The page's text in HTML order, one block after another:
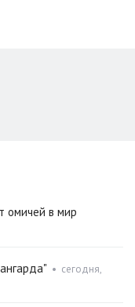
омичей в мир
• сегодня,